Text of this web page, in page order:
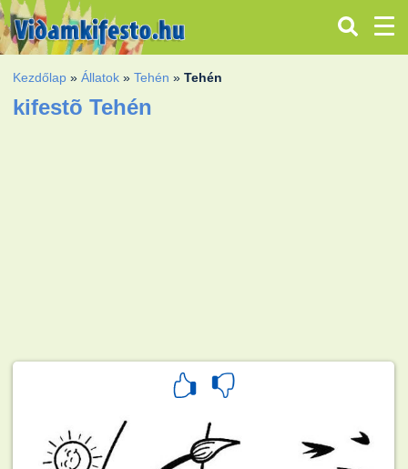
Kezdőlap »Állatok »Tehén »Tehén
kifestõ Tehén